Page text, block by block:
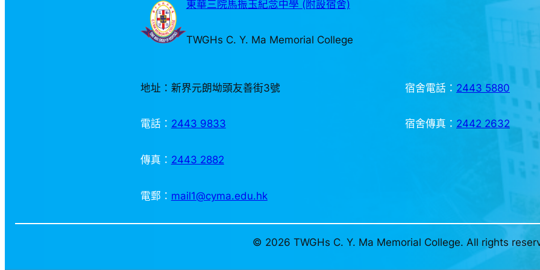
東華三院馬振玉紀念中學 (附設宿舍)
TWGHs C. Y. Ma Memorial College
地址：新界元朗坳頭友善街3號
電話： 2443 9833
傳真： 2443 2882
電郵： mail1@cyma.edu.hk
宿舍電話： 2443 5880
宿舍傳真： 2442 2632
© 2026 TWGHs C. Y. Ma Memorial College. All rights